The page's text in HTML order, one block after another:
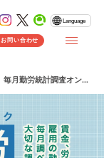
Language
お問い合わせ
毎月勤労統計調査オン...